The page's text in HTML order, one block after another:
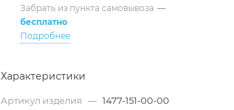
Забрать из пункта самовывоза —
бесплатно
Подробнее
Характеристики
Артикул изделия — 1477-151-00-00